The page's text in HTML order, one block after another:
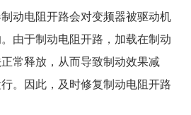
动电阻开路会对变频器被驱动机
由于制动电阻开路，加载在制动
常释放，从而导致制动效果减
。因此，及时修复制动电阻开路